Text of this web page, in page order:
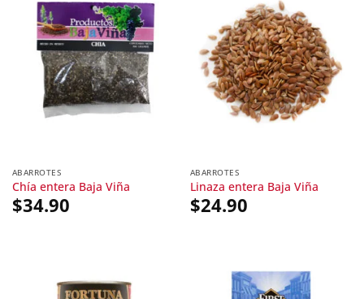
ABARROTES
Chía entera Baja Viña
$34.90
ABARROTES
Linaza entera Baja Viña
$24.90